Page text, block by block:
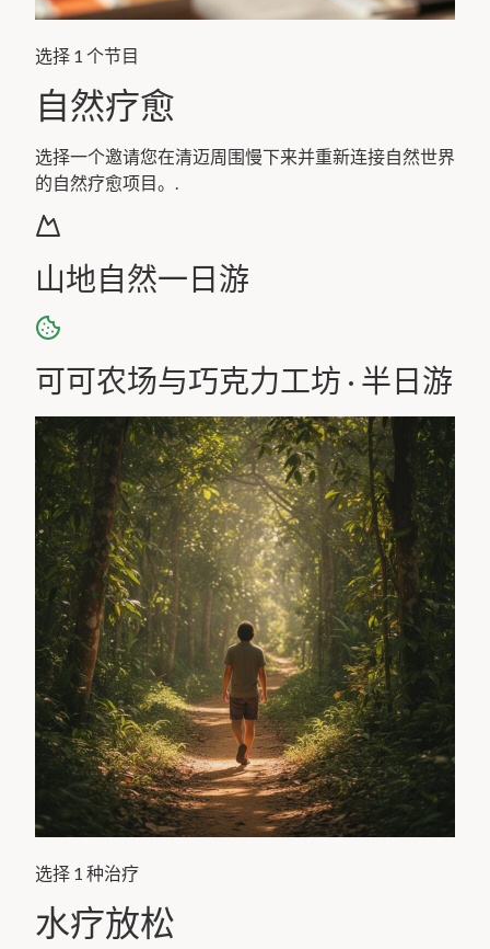
选择 1 个节目
自然疗愈
选择一个邀请您在清迈周围慢下来并重新连接自然世界
的自然疗愈项目。.
山地自然一日游
可可农场与巧克力工坊 · 半日游
选择 1 种治疗
水疗放松